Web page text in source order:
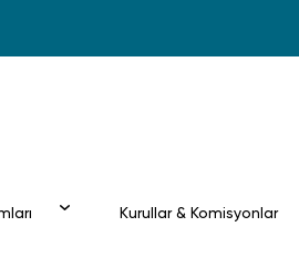
Kurullar & Komisyonlar